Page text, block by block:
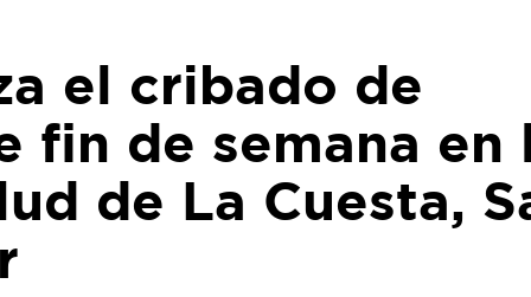
el cribado de
fin de semana en
de La Cuesta,